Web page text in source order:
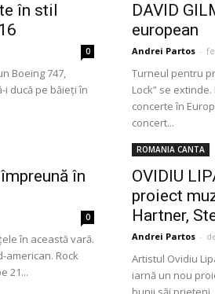
în stil
0
Boeing 747,
i ducă pe băieți în
DAVID
european
Andrei Partos -
Turneul pentru
Lock” se
concerte în
concert...
în
0
în această vară.
american. Rock
21...
ROMANIA CANTA
OVIDIU
proiect
Hartner,
Andrei Partos -
Artistul Ovidiu
iarnă un nou